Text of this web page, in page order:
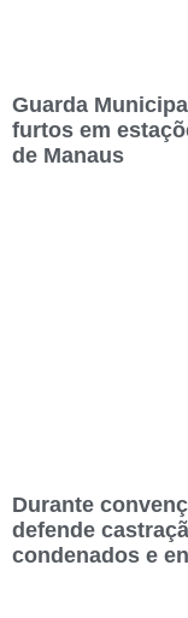
Guarda
furtos em
de Manaus
Durante
defende
condenados e